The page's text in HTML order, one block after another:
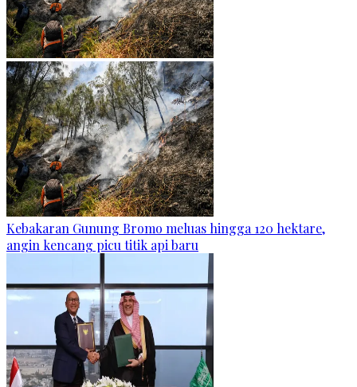
Kebakaran Gunung Bromo meluas hingga 120 hektare,
angin kencang picu titik api baru